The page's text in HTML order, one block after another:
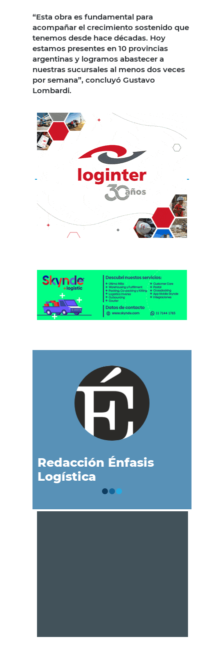
“Esta obra es fundamental para
acompañar el crecimiento sostenido que
tenemos desde hace décadas. Hoy
estamos presentes en 10 provincias
argentinas y logramos abastecer a
nuestras sucursales al menos dos veces
por semana”, concluyó Gustavo
Lombardi.
Redacción Énfasis
Logística